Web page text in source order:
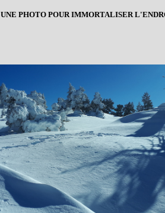
PHOTO POUR IMMORTALISER